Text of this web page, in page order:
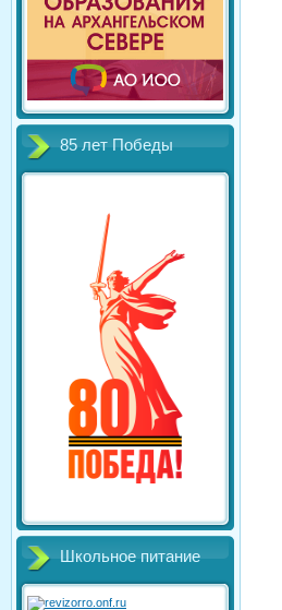
85 лет Победы
Школьное питание